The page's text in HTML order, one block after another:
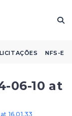
LICITAÇÕES NFS-E
06-10 at
16.01.33